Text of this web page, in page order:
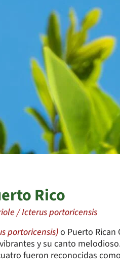
Rico
/ Icterus portoricensis
portoricensis)o Puerto
y su canto
fueron reconocidas